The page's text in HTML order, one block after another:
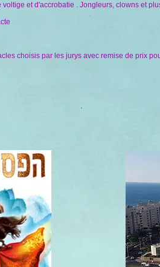
et d'accrobatie . Jongleurs, clowns et
choisis par les jurys avec remise de prix